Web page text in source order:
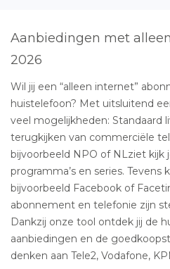
Aanbiedingen met
2026
Wil jij een “alleen internet”
huistelefoon? Met uitsluitend
veel mogelijkheden: Standaard
terugkijken van commerciële
bijvoorbeeld NPO of NLziet kijk
programma’s en series.
bijvoorbeeld Facebook of
abonnement en telefonie zijn
Dankzij onze tool ontdek jij de
aanbiedingen en de
denken aan Tele2, Vodafone,